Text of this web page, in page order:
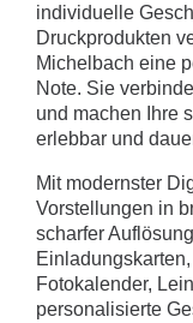
individuelle
Druckprodukten
Michelbach eine
Note. Sie
und machen Ihre
erlebbar und
Mit modernster
Vorstellungen in
scharfer
Fotokalender,
personalisierte